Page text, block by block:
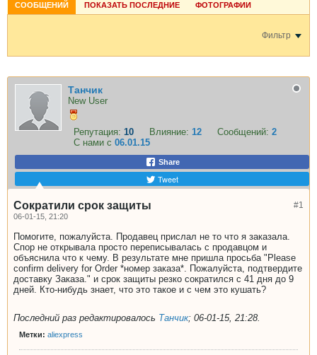
СООБЩЕНИЙ ПОКАЗАТЬ ПОСЛЕДНИЕ ФОТОГРАФИИ
Фильтр
Танчик
New User
Репутация: 10 Влияние: 12 Сообщений: 2
С нами с 06.01.15
Share
Tweet
#1
Сократили срок защиты
06-01-15, 21:20
Помогите, пожалуйста. Продавец прислал не то что я заказала.
Спор не открывала просто переписывалась с продавцом и
объяснила что к чему. В результате мне пришла просьба "Please
confirm delivery for Order *номер заказа*. Пожалуйста, подтвердите
доставку Заказа." и срок защиты резко сократился с 41 дня до 9
дней. Кто-нибудь знает, что это такое и с чем это кушать?
Последний раз редактировалось Танчик; 06-01-15, 21:28.
Метки: aliexpress